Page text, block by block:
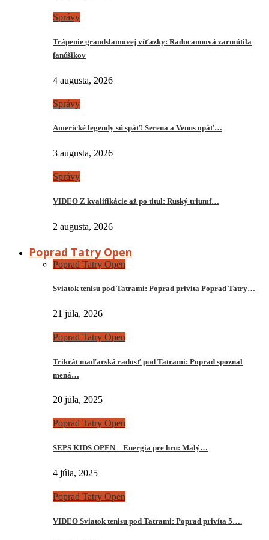
Správy
Trápenie grandslamovej víťazky: Raducanuová zarmútila
fanúšikov
4 augusta, 2026
Správy
Americké legendy sú späť! Serena a Venus opäť…
3 augusta, 2026
Správy
VIDEO Z kvalifikácie až po titul: Ruský triumf…
2 augusta, 2026
Poprad Tatry Open
Poprad Tatry Open
Sviatok tenisu pod Tatrami: Poprad privíta Poprad Tatry…
21 júla, 2026
Poprad Tatry Open
Trikrát maďarská radosť pod Tatrami: Poprad spoznal
mená…
20 júla, 2025
Poprad Tatry Open
SEPS KIDS OPEN – Energia pre hru: Malý…
4 júla, 2025
Poprad Tatry Open
VIDEO Sviatok tenisu pod Tatrami: Poprad privíta 5….